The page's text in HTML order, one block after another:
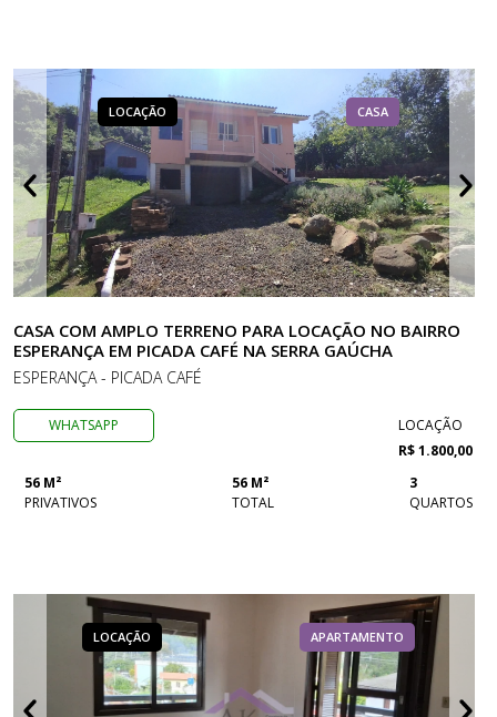
LOCAÇÃO CASA
CASA COM AMPLO TERRENO PARA LOCAÇÃO NO BAIRRO
ESPERANÇA EM PICADA CAFÉ NA SERRA GAÚCHA
ESPERANÇA - PICADA CAFÉ
WHATSAPP
LOCAÇÃO
R$ 1.800,00
56 M²
PRIVATIVOS
56 M²
TOTAL
3
QUARTOS
LOCAÇÃO APARTAMENTO